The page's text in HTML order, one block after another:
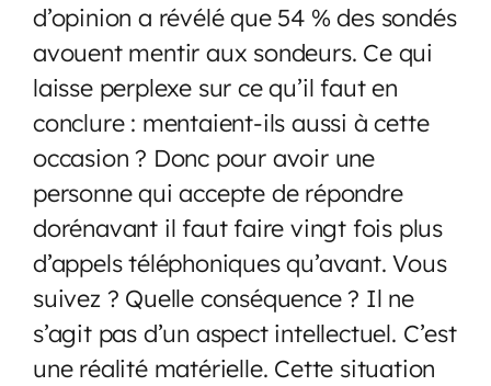
d’opinion a révélé que 54 % des sondés
avouent mentir aux sondeurs. Ce qui
laisse perplexe sur ce qu’il faut en
conclure : mentaient-ils aussi à cette
occasion ? Donc pour avoir une
personne qui accepte de répondre
dorénavant il faut faire vingt fois plus
d’appels téléphoniques qu’avant. Vous
suivez ? Quelle conséquence ? Il ne
s’agit pas d’un aspect intellectuel. C’est
une réalité matérielle. Cette situation